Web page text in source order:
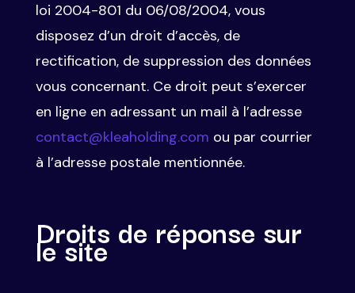
loi 2004-801 du 06/08/2004, vous
disposez d’un droit d’accès, de
rectification, de suppression des données
vous concernant. Ce droit peut s’exercer
en ligne en adressant un mail à l’adresse
contact@kleaholding.com ou par courrier
à l’adresse postale mentionnée.
Droits de réponse sur
le site